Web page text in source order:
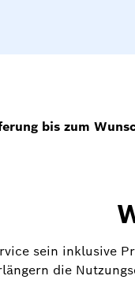
bis zum
sein inklusive
die